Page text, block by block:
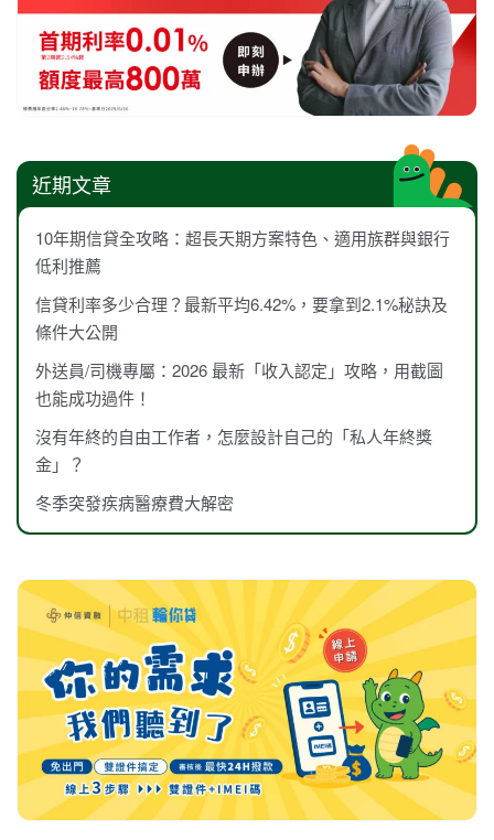
近期文章
10年期信貸全攻略：超長天期方案特色、適用族群與銀行
低利推薦
信貸利率多少合理？最新平均6.42%，要拿到2.1%秘訣及
條件大公開
外送員/司機專屬：2026 最新「收入認定」攻略，用截圖
也能成功過件！
沒有年終的自由工作者，怎麼設計自己的「私人年終獎
金」？
冬季突發疾病醫療費大解密